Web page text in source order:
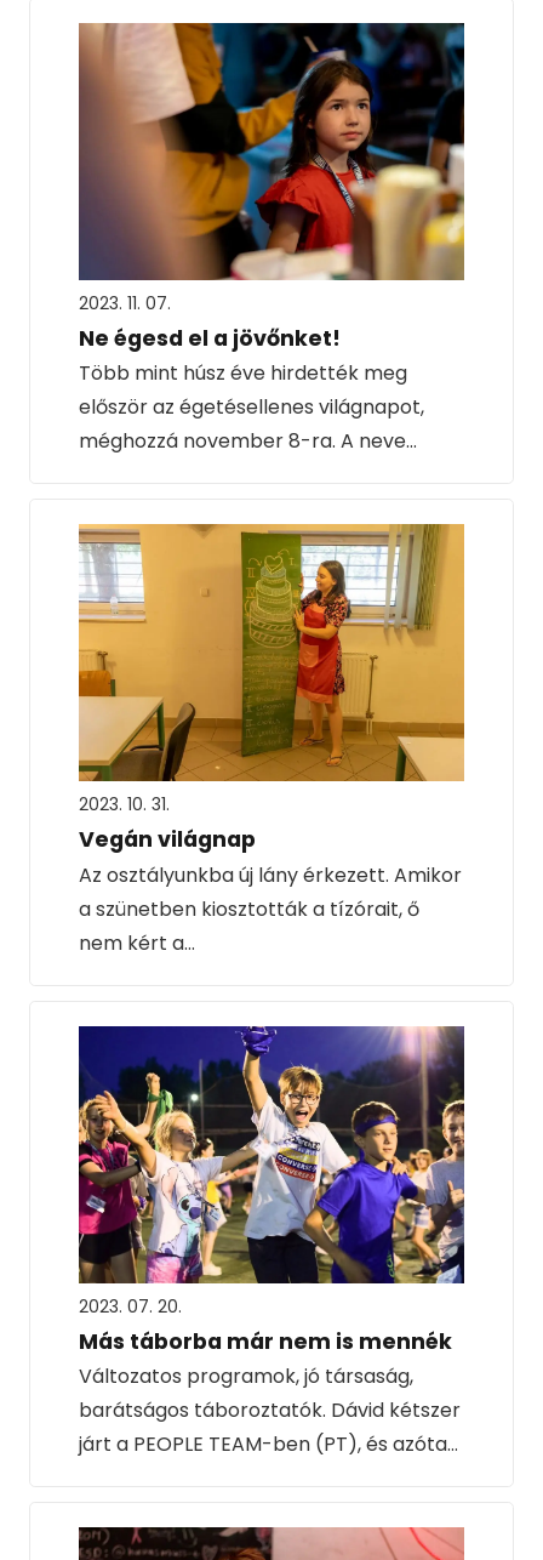
2023. 11. 07.
Ne égesd el a jövőnket!
Több mint húsz éve hirdették meg
először az égetésellenes világnapot,
méghozzá november 8-ra. A neve…
2023. 10. 31.
Vegán világnap
Az osztályunkba új lány érkezett. Amikor
a szünetben kiosztották a tízórait, ő
nem kért a…
2023. 07. 20.
Más táborba már nem is mennék
Változatos programok, jó társaság,
barátságos táboroztatók. Dávid kétszer
járt a PEOPLE TEAM-ben (PT), és azóta…